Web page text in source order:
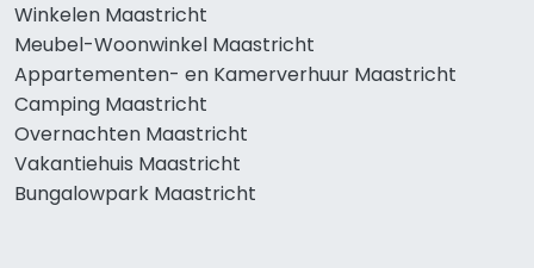
Winkelen Maastricht
Meubel-Woonwinkel Maastricht
Appartementen- en Kamerverhuur Maastricht
Camping Maastricht
Overnachten Maastricht
Vakantiehuis Maastricht
Bungalowpark Maastricht